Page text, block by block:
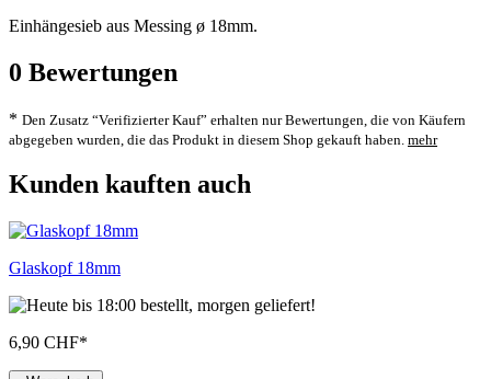
Einhängesieb aus Messing ø 18mm.
0 Bewertungen
* Den Zusatz “Verifizierter Kauf” erhalten nur Bewertungen, die von Käufern
abgegeben wurden, die das Produkt in diesem Shop gekauft haben. mehr
Kunden kauften auch
Glaskopf 18mm
6,90 CHF*